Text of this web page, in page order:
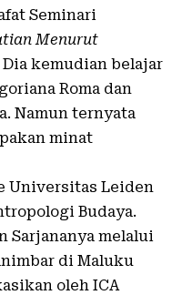
Seminari
Menurut
Dia kemudian belajar
Roma dan
Namun ternyata
minat
Universitas Leiden
Budaya.
Sarjananya melalui
di Maluku
oleh ICA